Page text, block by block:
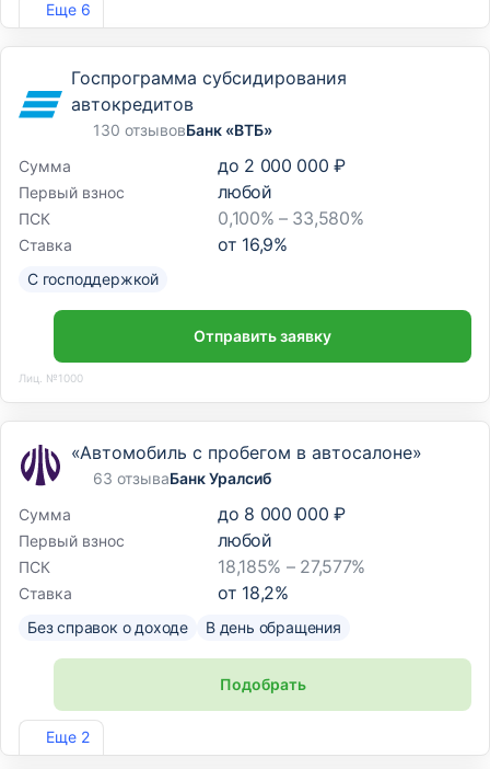
Еще 6
Госпрограмма субсидирования
автокредитов
130 отзывовБанк «ВТБ»
Сумма
до 2 000 000 ₽
Первый взнос любой
ПСК 0,100% – 33,580%
Ставка от 16,9%
С господдержкой
Отправить заявку
Лиц. №1000
Еще 2
«Автомобиль с пробегом в автосалоне»
63 отзываБанк Уралсиб
Сумма
до 8 000 000 ₽
Первый взнос любой
ПСК 18,185% – 27,577%
Ставка от 18,2%
Без справок о доходе В день обращения
Подобрать
Лиц. №2275